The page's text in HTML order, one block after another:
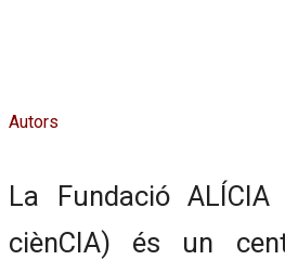
Autors
La Fundació
ciènCIA) és un